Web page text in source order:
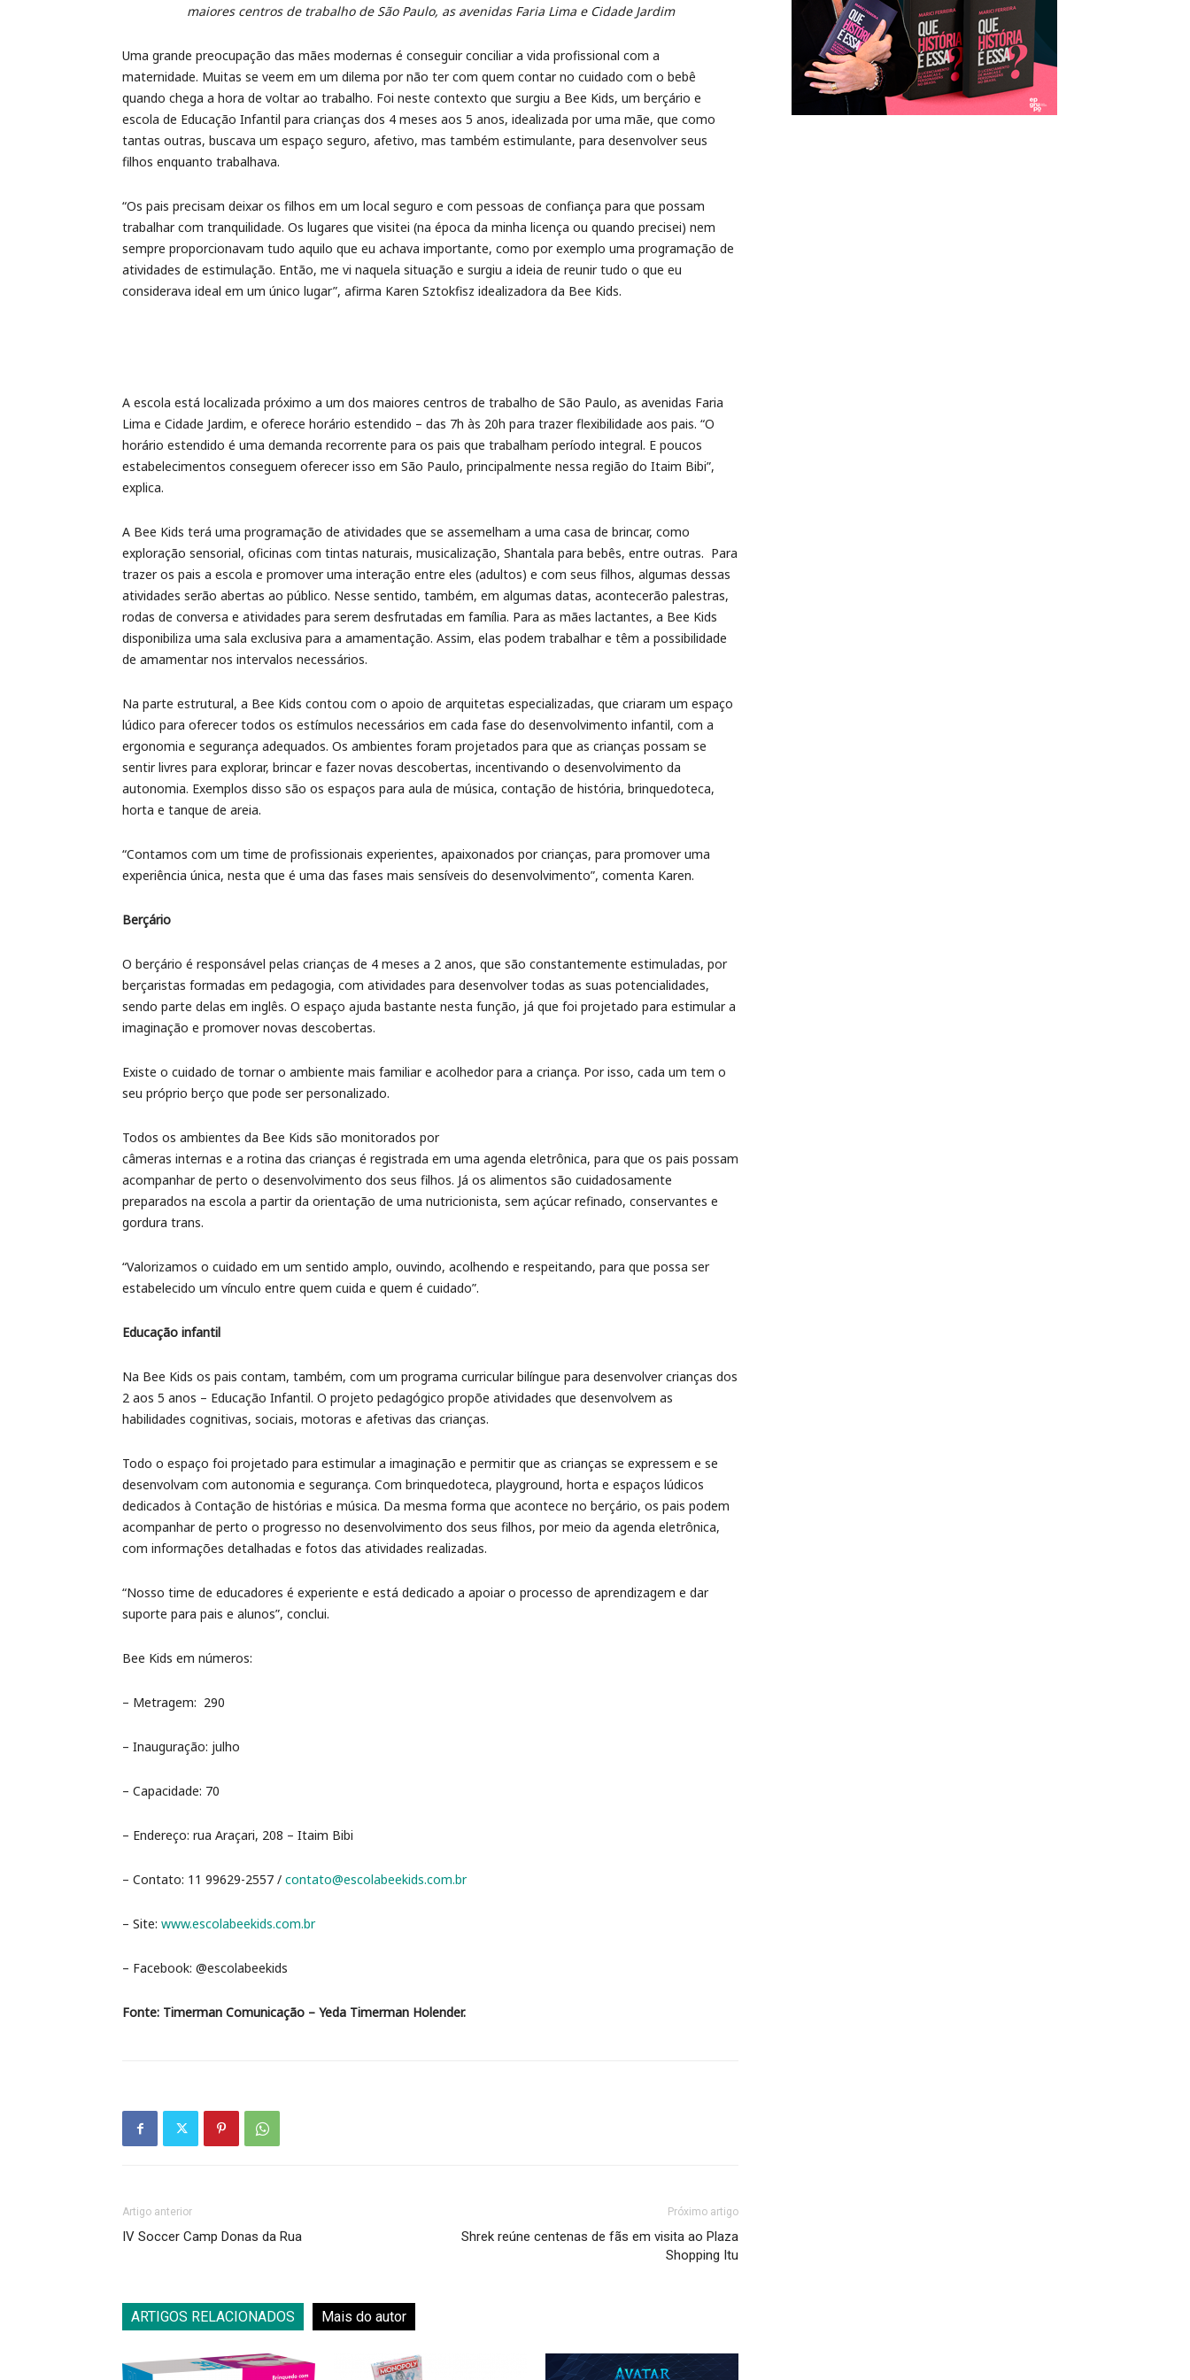
maiores centros de trabalho de São Paulo, as avenidas Faria Lima e Cidade Jardim
Uma grande preocupação das mães modernas é conseguir conciliar a vida profissional com a
maternidade. Muitas se veem em um dilema por não ter com quem contar no cuidado com o bebê
quando chega a hora de voltar ao trabalho. Foi neste contexto que surgiu a Bee Kids, um berçário e
escola de Educação Infantil para crianças dos 4 meses aos 5 anos, idealizada por uma mãe, que como
tantas outras, buscava um espaço seguro, afetivo, mas também estimulante, para desenvolver seus
filhos enquanto trabalhava.
“Os pais precisam deixar os filhos em um local seguro e com pessoas de confiança para que possam
trabalhar com tranquilidade. Os lugares que visitei (na época da minha licença ou quando precisei) nem
sempre proporcionavam tudo aquilo que eu achava importante, como por exemplo uma programação de
atividades de estimulação. Então, me vi naquela situação e surgiu a ideia de reunir tudo o que eu
considerava ideal em um único lugar”, afirma Karen Sztokfisz idealizadora da Bee Kids.
A escola está localizada próximo a um dos maiores centros de trabalho de São Paulo, as avenidas Faria
Lima e Cidade Jardim, e oferece horário estendido – das 7h às 20h para trazer flexibilidade aos pais. “O
horário estendido é uma demanda recorrente para os pais que trabalham período integral. E poucos
estabelecimentos conseguem oferecer isso em São Paulo, principalmente nessa região do Itaim Bibi”,
explica.
A Bee Kids terá uma programação de atividades que se assemelham a uma casa de brincar, como
exploração sensorial, oficinas com tintas naturais, musicalização, Shantala para bebês, entre outras. Para
trazer os pais a escola e promover uma interação entre eles (adultos) e com seus filhos, algumas dessas
atividades serão abertas ao público. Nesse sentido, também, em algumas datas, acontecerão palestras,
rodas de conversa e atividades para serem desfrutadas em família. Para as mães lactantes, a Bee Kids
disponibiliza uma sala exclusiva para a amamentação. Assim, elas podem trabalhar e têm a possibilidade
de amamentar nos intervalos necessários.
Na parte estrutural, a Bee Kids contou com o apoio de arquitetas especializadas, que criaram um espaço
lúdico para oferecer todos os estímulos necessários em cada fase do desenvolvimento infantil, com a
ergonomia e segurança adequados. Os ambientes foram projetados para que as crianças possam se
sentir livres para explorar, brincar e fazer novas descobertas, incentivando o desenvolvimento da
autonomia. Exemplos disso são os espaços para aula de música, contação de história, brinquedoteca,
horta e tanque de areia.
“Contamos com um time de profissionais experientes, apaixonados por crianças, para promover uma
experiência única, nesta que é uma das fases mais sensíveis do desenvolvimento”, comenta Karen.
Berçário
O berçário é responsável pelas crianças de 4 meses a 2 anos, que são constantemente estimuladas, por
berçaristas formadas em pedagogia, com atividades para desenvolver todas as suas potencialidades,
sendo parte delas em inglês. O espaço ajuda bastante nesta função, já que foi projetado para estimular a
imaginação e promover novas descobertas.
Existe o cuidado de tornar o ambiente mais familiar e acolhedor para a criança. Por isso, cada um tem o
seu próprio berço que pode ser personalizado.
Todos os ambientes da Bee Kids são monitorados por
câmeras internas e a rotina das crianças é registrada em uma agenda eletrônica, para que os pais possam
acompanhar de perto o desenvolvimento dos seus filhos. Já os alimentos são cuidadosamente
preparados na escola a partir da orientação de uma nutricionista, sem açúcar refinado, conservantes e
gordura trans.
“Valorizamos o cuidado em um sentido amplo, ouvindo, acolhendo e respeitando, para que possa ser
estabelecido um vínculo entre quem cuida e quem é cuidado”.
Educação infantil
Na Bee Kids os pais contam, também, com um programa curricular bilíngue para desenvolver crianças dos
2 aos 5 anos – Educação Infantil. O projeto pedagógico propõe atividades que desenvolvem as
habilidades cognitivas, sociais, motoras e afetivas das crianças.
Todo o espaço foi projetado para estimular a imaginação e permitir que as crianças se expressem e se
desenvolvam com autonomia e segurança. Com brinquedoteca, playground, horta e espaços lúdicos
dedicados à Contação de histórias e música. Da mesma forma que acontece no berçário, os pais podem
acompanhar de perto o progresso no desenvolvimento dos seus filhos, por meio da agenda eletrônica,
com informações detalhadas e fotos das atividades realizadas.
“Nosso time de educadores é experiente e está dedicado a apoiar o processo de aprendizagem e dar
suporte para pais e alunos”, conclui.
Bee Kids em números:
– Metragem: 290
– Inauguração: julho
– Capacidade: 70
– Endereço: rua Araçari, 208 – Itaim Bibi
– Contato: 11 99629-2557 / contato@escolabeekids.com.br
– Site: www.escolabeekids.com.br
– Facebook: @escolabeekids
Fonte: Timerman Comunicação – Yeda Timerman Holender.
Artigo anterior
IV Soccer Camp Donas da Rua
Próximo artigo
Shrek reúne centenas de fãs em visita ao Plaza
Shopping Itu
ARTIGOS RELACIONADOS Mais do autor